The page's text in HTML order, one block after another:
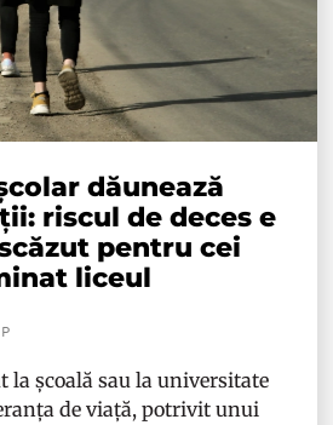
dăunează
riscul de deces e
pentru cei
liceul
la școală sau la universitate
de viață, potrivit unui